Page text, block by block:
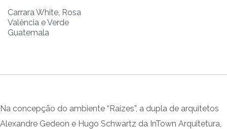
Carrara White, Rosa
Valência e Verde
Guatemala
Na concepção do ambiente “Raízes”, a dupla de arquitetos
Alexandre Gedeon e Hugo Schwartz da InTown Arquitetura,